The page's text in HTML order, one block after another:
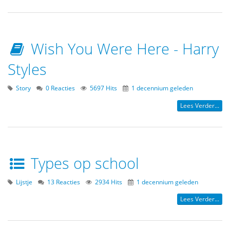
Wish You Were Here - Harry
Styles
Story 0 Reacties 5697 Hits 1 decennium geleden
Lees Verder...
Types op school
Lijstje 13 Reacties 2934 Hits 1 decennium geleden
Lees Verder...